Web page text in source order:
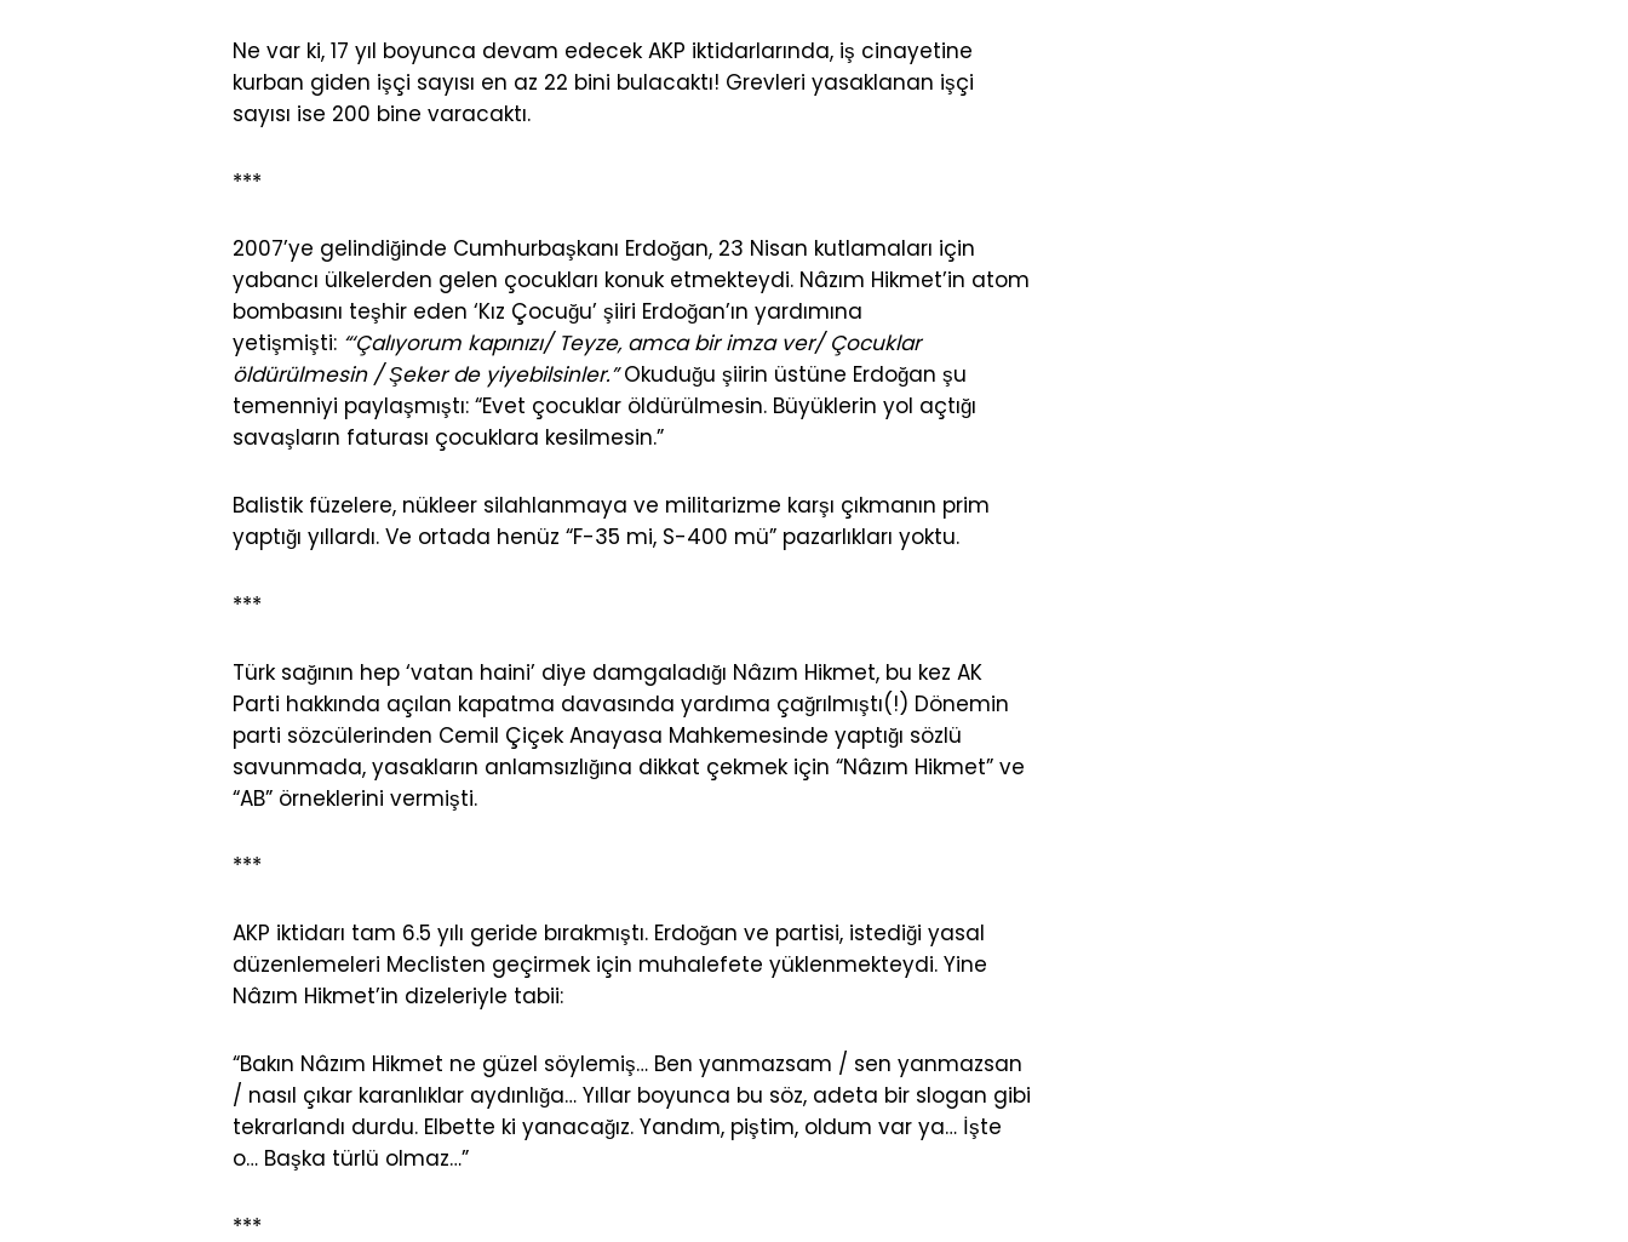
Ne var ki, 17 yıl boyunca devam edecek AKP iktidarlarında, iş cinayetine
kurban giden işçi sayısı en az 22 bini bulacaktı! Grevleri yasaklanan işçi
sayısı ise 200 bine varacaktı.
***
2007’ye gelindiğinde Cumhurbaşkanı Erdoğan, 23 Nisan kutlamaları için
yabancı ülkelerden gelen çocukları konuk etmekteydi. Nâzım Hikmet’in atom
bombasını teşhir eden ‘Kız Çocuğu’ şiiri Erdoğan’ın yardımına
yetişmişti: “‘Çalıyorum kapınızı/ Teyze, amca bir imza ver/ Çocuklar
öldürülmesin / Şeker de yiyebilsinler.”Okuduğu şiirin üstüne Erdoğan şu
temenniyi paylaşmıştı: “Evet çocuklar öldürülmesin. Büyüklerin yol açtığı
savaşların faturası çocuklara kesilmesin.”
Balistik füzelere, nükleer silahlanmaya ve militarizme karşı çıkmanın prim
yaptığı yıllardı. Ve ortada henüz “F-35 mi, S-400 mü” pazarlıkları yoktu.
***
Türk sağının hep ‘vatan haini’ diye damgaladığı Nâzım Hikmet, bu kez AK
Parti hakkında açılan kapatma davasında yardıma çağrılmıştı(!) Dönemin
parti sözcülerinden Cemil Çiçek Anayasa Mahkemesinde yaptığı sözlü
savunmada, yasakların anlamsızlığına dikkat çekmek için “Nâzım Hikmet” ve
“AB” örneklerini vermişti.
***
AKP iktidarı tam 6.5 yılı geride bırakmıştı. Erdoğan ve partisi, istediği yasal
düzenlemeleri Meclisten geçirmek için muhalefete yüklenmekteydi. Yine
Nâzım Hikmet’in dizeleriyle tabii:
“Bakın Nâzım Hikmet ne güzel söylemiş… Ben yanmazsam / sen yanmazsan
/ nasıl çıkar karanlıklar aydınlığa… Yıllar boyunca bu söz, adeta bir slogan gibi
tekrarlandı durdu. Elbette ki yanacağız. Yandım, piştim, oldum var ya… İşte
o… Başka türlü olmaz…”
***